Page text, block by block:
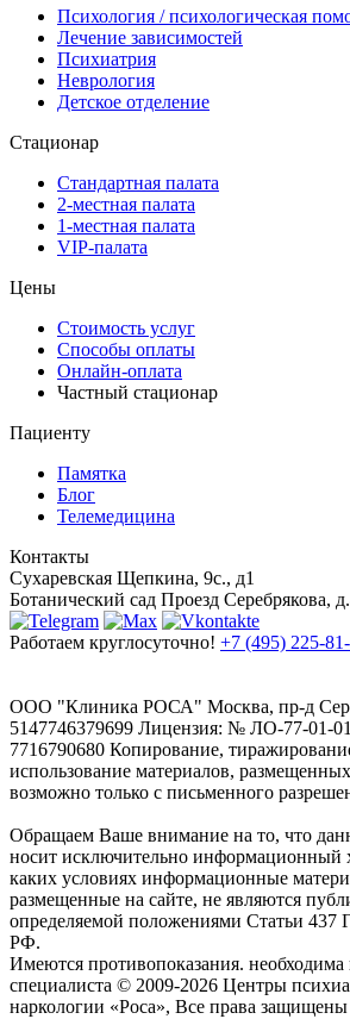
Психология / психологическая
Лечение зависимостей
Психиатрия
Неврология
Детское отделение
Стационар
Стандартная палата
2-местная палата
1-местная палата
VIP-палата
Цены
Стоимость услуг
Способы оплаты
Онлайн-оплата
Частный стационар
Пациенту
Памятка
Блог
Телемедицина
Контакты
Сухаревская Щепкина, 9с., д1
Ботанический сад Проезд Серебрякова,
Работаем круглосуточно! +7 (495) 225-
ООО "Клиника РОСА" Москва, пр-д
5147746379699 Лицензия: № ЛО-77-01-
7716790680 Копирование,
использование материалов,
возможно только с письменного
Обращаем Ваше внимание на то, что
носит исключительно информационный
каких условиях информационные
размещенные на сайте, не являются
определяемой положениями Статьи 437
РФ.
Имеются противопоказания. необходима
специалиста © 2009-2026 Центры
наркологии «Роса», Все права защищены